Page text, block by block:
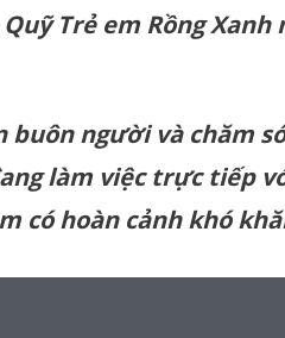
Trẻ em Rồng Xanh
buôn người và chăm
làm việc trực tiếp
có hoàn cảnh khó